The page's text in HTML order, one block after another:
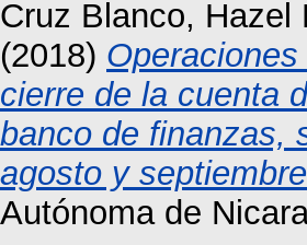
Cruz Blanco, Hazel
(2018)
cierre de la cuenta
banco de finanzas,
agosto y
Autónoma de